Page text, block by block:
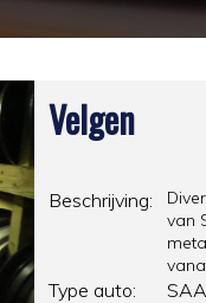
Velgen
Beschrijving:
van
Type auto: